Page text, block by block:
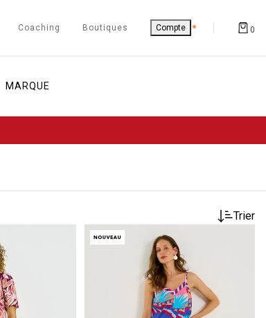
Coaching Boutiques Compte 0
MARQUE
Trier